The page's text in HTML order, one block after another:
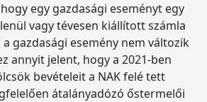
egy gazdasági eseményt egy
vagy tévesen kiállított számla
gazdasági esemény nem változik
annyit jelent, hogy a 2021-ben
bevételeit a NAK felé tett
átalányadózó őstermelői